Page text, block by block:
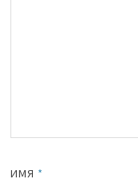
ИМЯ *